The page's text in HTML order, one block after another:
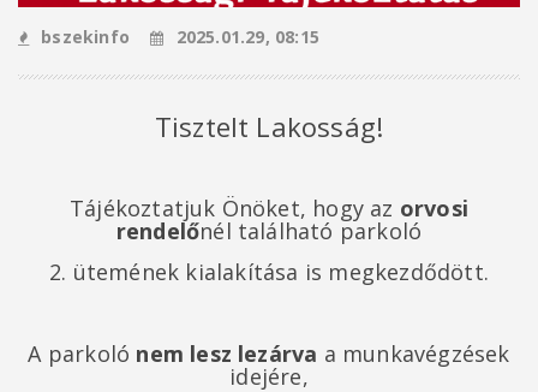
bszekinfo 2025.01.29, 08:15
Tisztelt Lakosság!
Tájékoztatjuk Önöket, hogy az orvosi
rendelőnél található parkoló
2. ütemének kialakítása is megkezdődött.
A parkoló nem lesz lezárva a munkavégzések
idejére,